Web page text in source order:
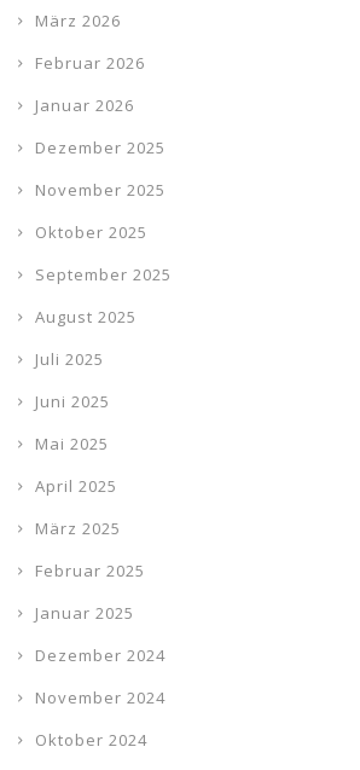
März 2026
Februar 2026
Januar 2026
Dezember 2025
November 2025
Oktober 2025
September 2025
August 2025
Juli 2025
Juni 2025
Mai 2025
April 2025
März 2025
Februar 2025
Januar 2025
Dezember 2024
November 2024
Oktober 2024